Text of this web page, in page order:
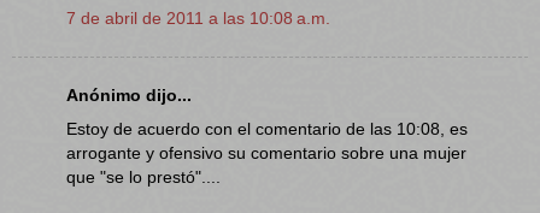
7 de abril de 2011 a las 10:08 a.m.
Anónimo dijo...
Estoy de acuerdo con el comentario de las 10:08, es
arrogante y ofensivo su comentario sobre una mujer
que "se lo prestó"....